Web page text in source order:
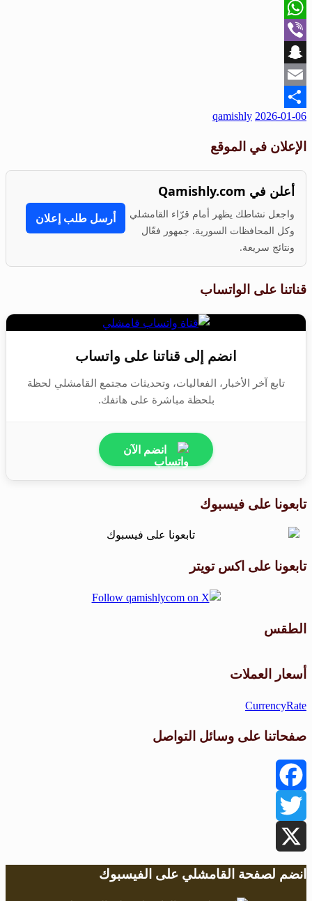
X
WhatsApp
Viber
Snapchat
Email
Share
نُشر
2026-01-06
qamishly
الإعلان في الموقع
أعلن في Qamishly.com
واجعل نشاطك يظهر أمام قرّاء القامشلي
وكل المحافظات السورية. جمهور فعّال
ونتائج سريعة.
أرسل طلب إعلان
قناتنا على الواتساب
انضم إلى قناتنا على واتساب
تابع آخر الأخبار، الفعاليات، وتحديثات مجتمع القامشلي لحظة
بلحظة مباشرة على هاتفك.
انضم الآن
تابعونا على فيسبوك
تابعونا على اكس تويتر
الطقس
أسعار العملات
CurrencyRate
صفحاتنا على وسائل التواصل
Facebook
Twitter
X
انضم لصفحة القامشلي على الفيسبوك